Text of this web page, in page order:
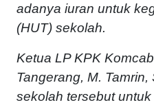
adanya iuran untuk
(HUT) sekolah.
Ketua LP KPK
Tangerang, M.
sekolah tersebut